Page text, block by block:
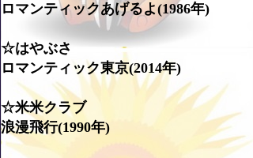
ロマンティックあげるよ(1986年)
☆はやぶさ
ロマンティック東京(2014年)
☆米米クラブ
浪漫飛行(1990年)